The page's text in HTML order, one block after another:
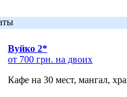
Вуйко 2*
от 700 грн. на двоих
Кафе на 30 мест, мангал,